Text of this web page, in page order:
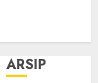
ARSIP